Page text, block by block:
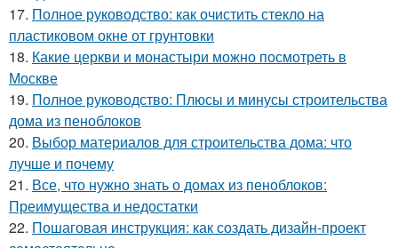
17. Полное руководство: как очистить стекло на
пластиковом окне от грунтовки
18. Какие церкви и монастыри можно посмотреть в
Москве
19. Полное руководство: Плюсы и минусы строительства
дома из пеноблоков
20. Выбор материалов для строительства дома: что
лучше и почему
21. Все, что нужно знать о домах из пеноблоков:
Преимущества и недостатки
22. Пошаговая инструкция: как создать дизайн-проект